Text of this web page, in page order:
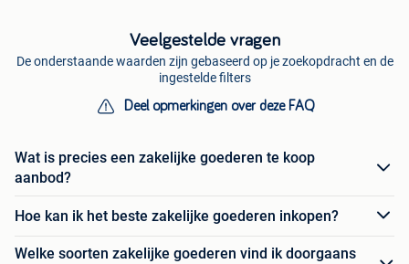
Veelgestelde vragen
De onderstaande waarden zijn gebaseerd op je zoekopdracht en de
ingestelde filters
Deel opmerkingen over deze FAQ
Wat is precies een zakelijke goederen te koop
aanbod?
Hoe kan ik het beste zakelijke goederen inkopen?
Welke soorten zakelijke goederen vind ik doorgaans